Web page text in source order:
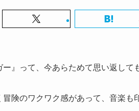
ー』って、今あらためて思い返して
険のワクワク感があって、音楽も